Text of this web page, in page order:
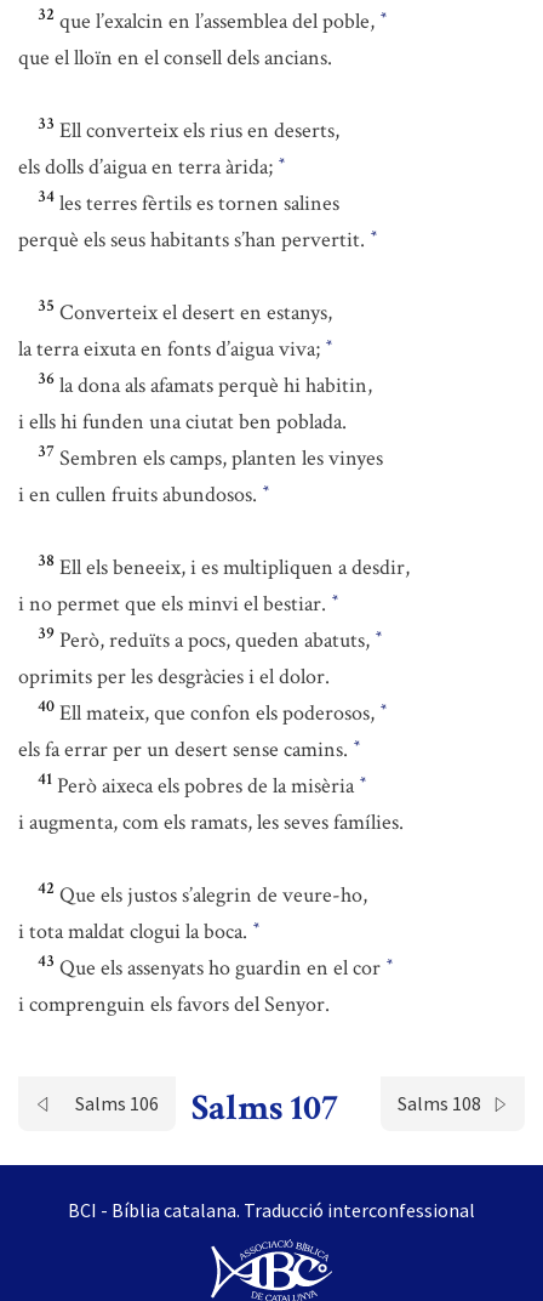
32 que l’exalcin en l’assemblea del poble, *
que el lloïn en el consell dels ancians.
33 Ell converteix els rius en deserts,
els dolls d’aigua en terra àrida; *
34 les terres fèrtils es tornen salines
perquè els seus habitants s’han pervertit. *
35 Converteix el desert en estanys,
la terra eixuta en fonts d’aigua viva; *
36 la dona als afamats perquè hi habitin,
i ells hi funden una ciutat ben poblada.
37 Sembren els camps, planten les vinyes
i en cullen fruits abundosos. *
38 Ell els beneeix, i es multipliquen a desdir,
i no permet que els minvi el bestiar. *
39 Però, reduïts a pocs, queden abatuts, *
oprimits per les desgràcies i el dolor.
40 Ell mateix, que confon els poderosos, *
els fa errar per un desert sense camins. *
41 Però aixeca els pobres de la misèria *
i augmenta, com els ramats, les seves famílies.
42 Que els justos s’alegrin de veure-ho,
i tota maldat clogui la boca. *
43 Que els assenyats ho guardin en el cor *
i comprenguin els favors del Senyor.
Salms 106 Salms 107 Salms 108
BCI - Bíblia catalana. Traducció interconfessional